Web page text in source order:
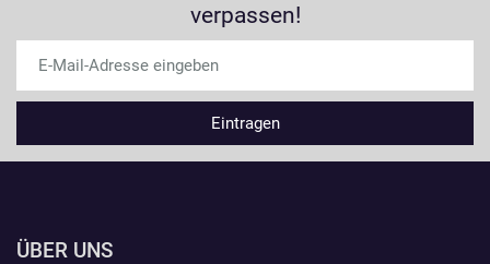
verpassen!
ÜBER UNS